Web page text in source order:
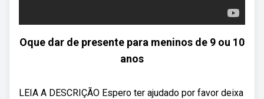
Oque dar de presente para meninos de 9 ou 10
anos
LEIA A DESCRIÇÃO Espero ter ajudado por favor deixa